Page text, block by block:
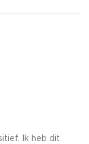
Ik heb dit